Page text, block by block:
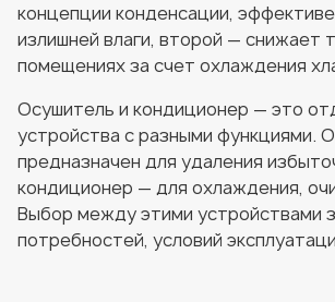
концепции конденсации,
излишней влаги, второй — снижает
помещениях за счет охлаждения
Осушитель и кондиционер — это
устройства с разными функциями.
предназначен для удаления
кондиционер — для охлаждения,
Выбор между этими устройствами
потребностей, условий